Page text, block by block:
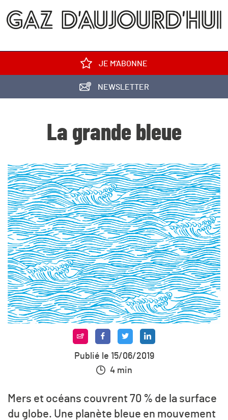
JE M'ABONNE
NEWSLETTER
La grande bleue
Publié le 15/06/2019
4 min
Mers et océans couvrent 70 % de la surface
du globe. Une planète bleue en mouvement